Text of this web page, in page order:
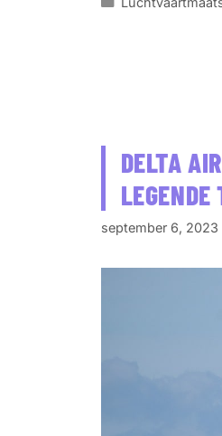
DELTA
LEGENDE
september 6, 2023